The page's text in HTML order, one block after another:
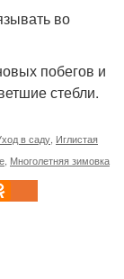
во
побегов и
стебли.
в саду, Иглистая
, Многолетняя зимовка